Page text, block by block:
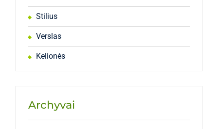
Stilius
Verslas
Kelionės
Archyvai